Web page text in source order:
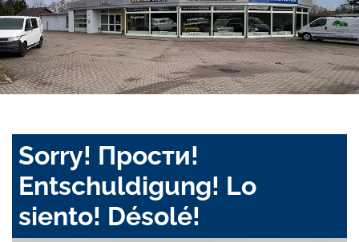
Sorry! Прости!
Entschuldigung! Lo
siento! Désolé!